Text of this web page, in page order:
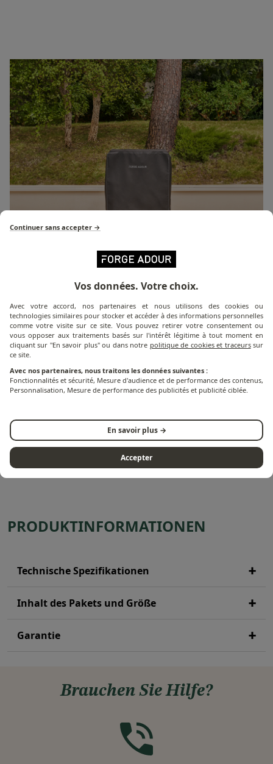
Weitere Informationen zum Produkt
Die Abdeckhaube H 930 wurde speziell entwickelt, um
Ihre Küchenmöbel im Freien vor Witterung und
Schmutz zu schützen. Diese Abdeckung ist
wasserdicht und UV-beständig und verfügt über einen
Kordelzug an der Unterseite für besseren Schutz und
Festigkeit.
Die Abmessungen der Abdeckung H 930 sind für
Küchenmöbel für den Außenbereich geeignet,
Referenzen SPAF CBN, SDAF CBN, SEAF CBN und SGAF
CBN.
PRODUKTINFORMATIONEN
Technische Spezifikationen
Inhalt des Pakets und Größe
Garantie
Brauchen Sie Hilfe?
Continuer sans accepter →
Vos données. Votre choix.
Avec votre accord, nos partenaires et nous utilisons des cookies ou
technologies similaires pour stocker et accéder à des informations personnelles
comme votre visite sur ce site. Vous pouvez retirer votre consentement ou
vous opposer aux traitements basés sur l'intérêt légitime à tout moment en
cliquant sur "En savoir plus" ou dans notre politique de cookies et traceurssur
ce site.
Avec nos partenaires, nous traitons les données suivantes :
Fonctionnalités et sécurité, Mesure d'audience et de performance des contenus,
Personnalisation, Mesure de performance des publicités et publicité ciblée.
En savoir plus →
Accepter